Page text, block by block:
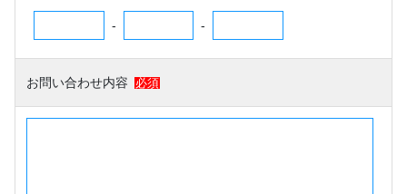
- -
お問い合わせ内容 必須